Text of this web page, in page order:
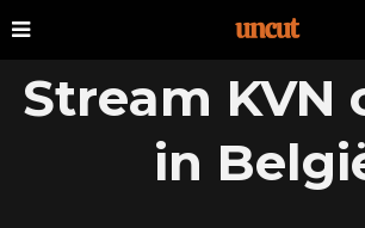
Stream KVN
in